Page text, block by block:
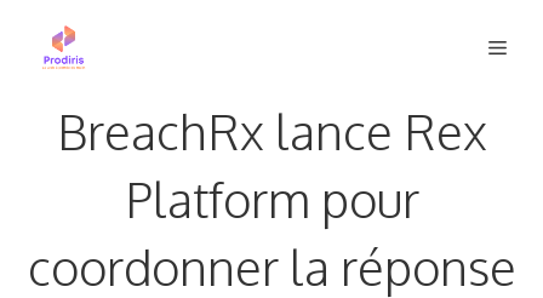
BreachRx lance Rex
Platform pour
coordonner la réponse